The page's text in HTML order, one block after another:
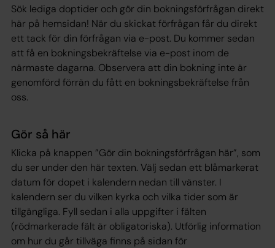
Sök lediga doptider och gör din bokningsförfrågan direkt
här på hemsidan! När du skickat förfrågan får du direkt
ett tack för din förfrågan via e-post. Du kommer sedan
att få en bokningsbekräftelse via e-post inom de
närmaste dagarna. Observera att din bokning inte är
genomförd förrän du fått en bokningsbekräftelse från
oss.
Gör så här
Klicka på knappen ”Gör din bokningsförfrågan här”, som
du ser under den här texten. Välj sedan ett blåmarkerat
datum för dopet i kalendern nedan till vänster. I
kalendern ser du vilken kyrka och vilka tider som är
tillgängliga. Fyll sedan i alla uppgifter i fälten
(rödmarkerade fält är obligatoriska). Utförlig information
om hur du går tillväga finns på sidan för